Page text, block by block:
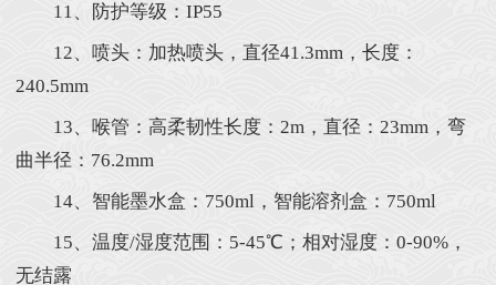
11、防护等级：IP55
12、喷头：加热喷头，直径41.3mm，长度：
240.5mm
13、喉管：高柔韧性长度：2m，直径：23mm，弯
曲半径：76.2mm
14、智能墨水盒：750ml，智能溶剂盒：750ml
15、温度/湿度范围：5-45℃；相对湿度：0-90%，
无结露